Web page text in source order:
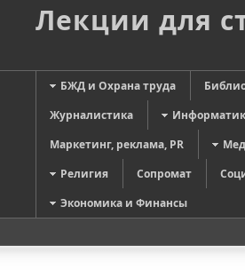
Лекции для
БЖД и Охрана труда
Журналистика
Маркетинг, реклама, PR
Религия
Сопромат
Экономика и Финансы